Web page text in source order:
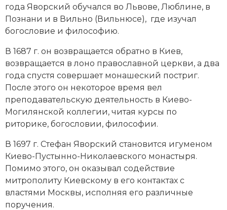
История международных отношений
История, философия, теория и методология
Итория международных отношений
Латинская Америка
Новая история
Нумизматика
Образование
Общественные объединения и организации
года Яворский обучался во Львове, Люблине, в
Познани и в Вильно (Вильнюсе), где изучал
богословие и философию.
В 1687 г. он возвращается обратно в Киев,
возвращается в лоно православной церкви, а два
года спустя совершает монашеский постриг.
После этого он некоторое время вел
преподавательскую деятельность в Киево-
Могилянской коллегии, читая курсы по
риторике, богословии, философии.
В 1697 г. Стефан Яворский становится игуменом
Киево-Пустынно-Николаевского монастыря.
Помимо этого, он оказывал содействие
митрополиту Киевскому в его контактах с
властями Москвы, исполняя его различные
поручения.